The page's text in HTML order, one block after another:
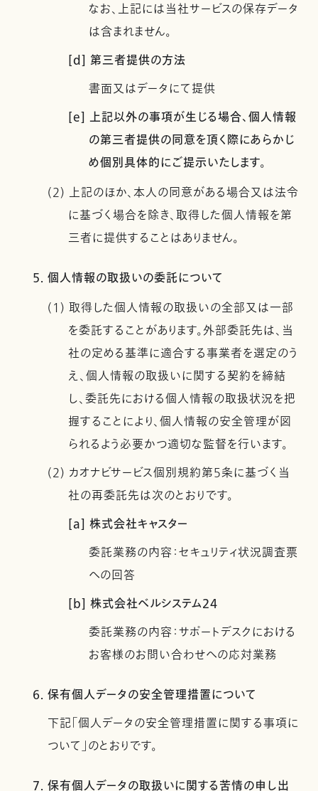
なお、上記には当社サービスの保存データ
は含まれません。
[d] 第三者提供の方法
書面又はデータにて提供
[e] 上記以外の事項が生じる場合、個人情報
の第三者提供の同意を頂く際にあらかじ
め個別具体的にご提示いたします。
(2) 上記のほか、本人の同意がある場合又は法令
に基づく場合を除き、取得した個人情報を第
三者に提供することはありません。
5. 個人情報の取扱いの委託について
(1) 取得した個人情報の取扱いの全部又は一部
を委託することがあります。外部委託先は、当
社の定める基準に適合する事業者を選定のう
え、個人情報の取扱いに関する契約を締結
し、委託先における個人情報の取扱状況を把
握することにより、個人情報の安全管理が図
られるよう必要かつ適切な監督を行います。
(2) カオナビサービス個別規約第5条に基づく当
社の再委託先は次のとおりです。
[a] 株式会社キャスター
委託業務の内容：セキュリティ状況調査票
への回答
[b] 株式会社ベルシステム24
委託業務の内容：サポートデスクにおける
お客様のお問い合わせへの応対業務
6. 保有個人データの安全管理措置について
下記「個人データの安全管理措置に関する事項に
ついて」のとおりです。
7. 保有個人データの取扱いに関する苦情の申し出